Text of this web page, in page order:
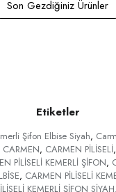
Son Gezdiğiniz Ürünler
Etiketler
Şifon Elbise Siyah,
CARMEN, CARMEN PİLİSELİ,
PİLİSELİ KEMERLİ ŞİFON,
, CARMEN PİLİSELİ
KEMERLİ ŞİFON SİYAH,